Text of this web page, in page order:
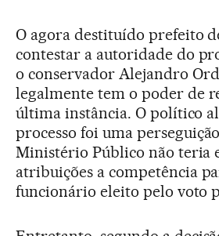
O agora destituído prefeito
contestar a autoridade do
o conservador Alejandro
legalmente tem o poder de
última instância. O político
processo foi uma
Ministério Público não teria
atribuições a competência
funcionário eleito pelo voto